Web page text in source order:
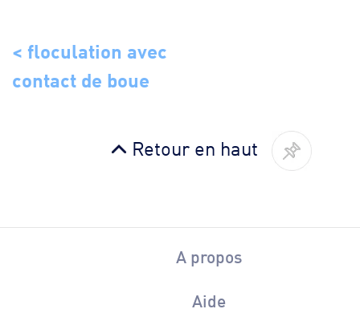
< floculation avec
contact de boue
Retour en haut
A propos
Aide